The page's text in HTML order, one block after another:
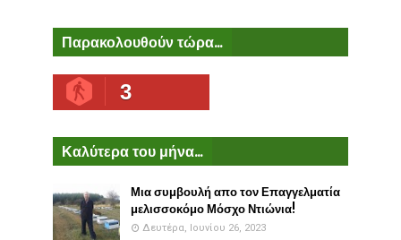
Παρακολουθούν τώρα...
3
Καλύτερα του μήνα...
Μια συμβουλή απο τον Επαγγελματία
μελισσοκόμο Μόσχο Ντιώνια!
Δευτέρα, Ιουνίου 26, 2023